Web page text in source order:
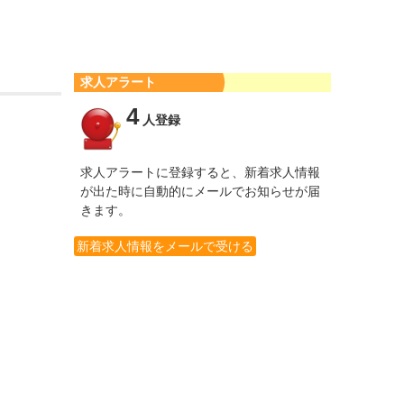
求人アラート
4人登録
求人アラートに登録すると、新着求人情報
が出た時に自動的にメールでお知らせが届
きます。
新着求人情報をメールで受ける